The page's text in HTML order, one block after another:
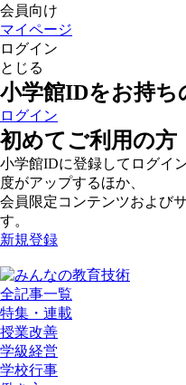
会員向け
マイページ
ログイン
とじる
小学館IDをお持ち
ログイン
初めてご利用の方
小学館IDに登録してログイ
度がアップするほか、
会員限定コンテンツおよび
す。
新規登録
全記事一覧
特集・連載
授業改善
学級経営
学校行事